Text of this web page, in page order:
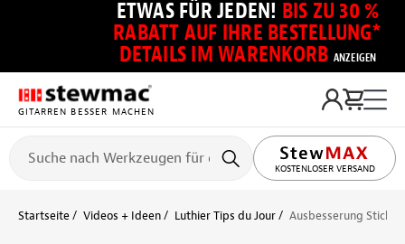
ETWAS FÜR JEDEN! BIS ZU 30 %
RABATT AUF IHRE BESTELLUNG*
DETAILS IM WARENKORB ANZEIGEN
GITARREN BESSER MACHEN
KOSTENLOSER VERSAND
Startseite Videos + Ideen Luthier Tips du Jour Ausbesserung Sticks